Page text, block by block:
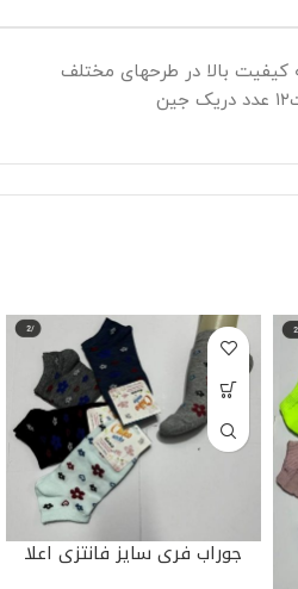
کیفیت بالا در طرحهای مختلف
جوراب فری سایز فانتزی اعلا